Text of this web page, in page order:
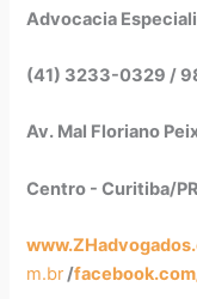
Advocacia
(41) 3233-0329 /
Av. Mal Floriano
Centro - Curitiba/
m.br/